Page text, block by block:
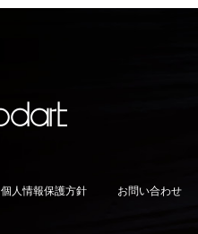
個人情報保護方針 お問い合わせ